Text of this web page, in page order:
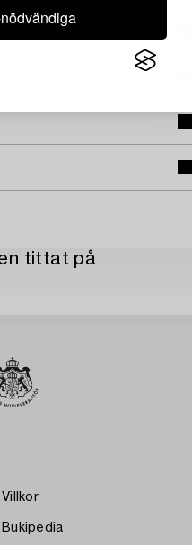
tittat på
Villkor
Bukipedia